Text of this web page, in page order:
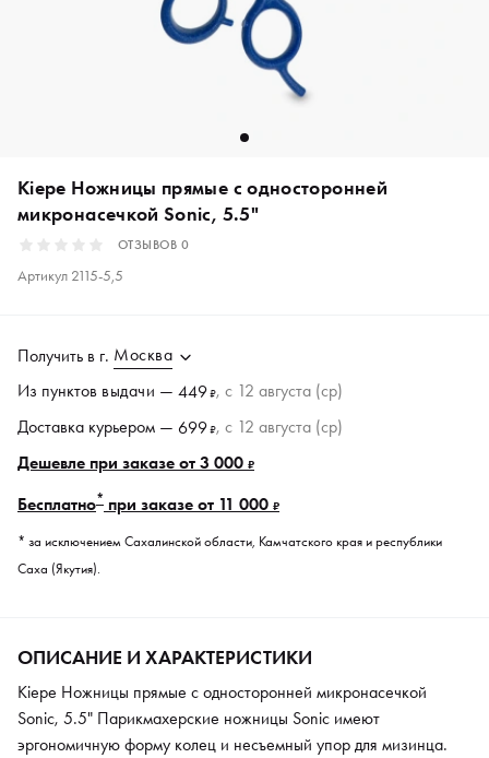
Kiepe Ножницы прямые с односторонней
микронасечкой Sonic, 5.5"
ОТЗЫВОВ 0
Артикул 2115-5,5
Получить в г. Москва
Из пунктов выдачи — 449₽, c 12 августа (ср)
Доставка курьером — 699₽, c 12 августа (ср)
Дешевле при заказе от 3 000 ₽
Бесплатно* при заказе от 11 000 ₽
* за исключением Сахалинской области, Камчатского края и республики
Саха (Якутия).
ОПИСАНИЕ И ХАРАКТЕРИСТИКИ
Kiepe Ножницы прямые с односторонней микронасечкой
Sonic, 5.5" Парикмахерские ножницы Sonic имеют
эргономичную форму колец и несъемный упор для мизинца.